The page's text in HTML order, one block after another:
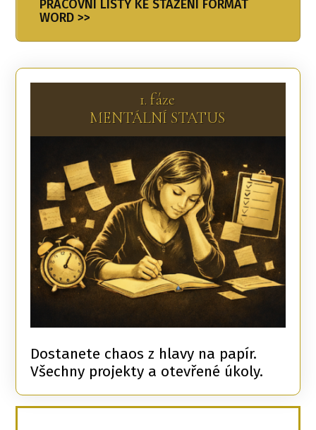
PRACOVNÍ LISTY KE STAŽENÍ FORMÁT
WORD >>
1. fáze
MENTÁLNÍ STATUS
Dostanete chaos z hlavy na papír.
Všechny projekty a otevřené úkoly.